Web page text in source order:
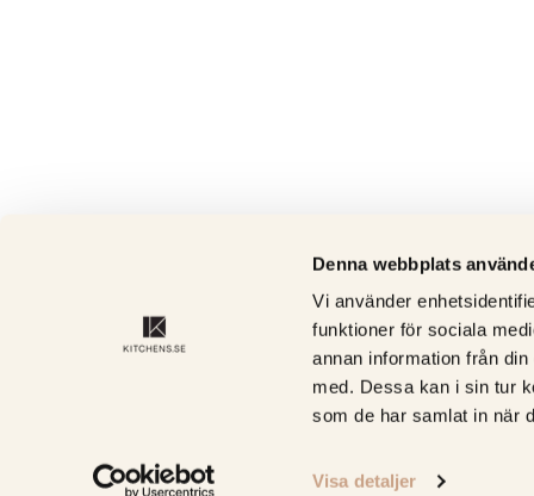
Denna webbplats
Vi använder
funktioner för sociala
annan information från
med. Dessa kan i sin tur
som de har samlat in när
Visa detaljer